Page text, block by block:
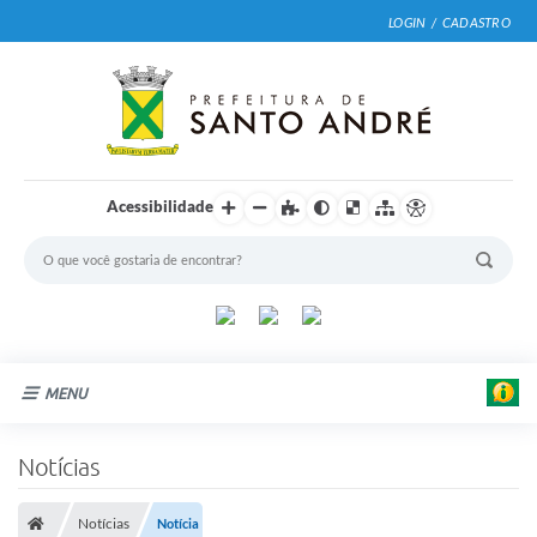
LOGIN / CADASTRO
Acessibilidade
MENU
Notícias
Notícias Notícia